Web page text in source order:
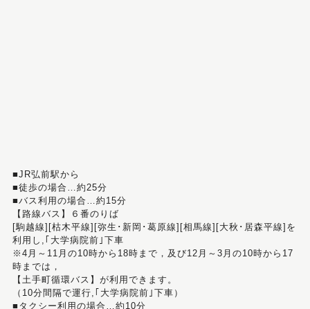
■JR弘前駅から
■徒歩の場合…約25分
■バス利用の場合…約15分
【路線バス】６番のりば
[駒越線][枯木平線][弥生･新岡･葛原線][相馬線][大秋･居森平線]を
利用し,｢大学病院前｣下車
※4月～11月の10時から18時まで，及び12月～3月の10時から17
時までは，
【土手町循環バス】が利用できます。
（10分間隔で運行,｢大学病院前｣下車）
■タクシー利用の場合…約10分